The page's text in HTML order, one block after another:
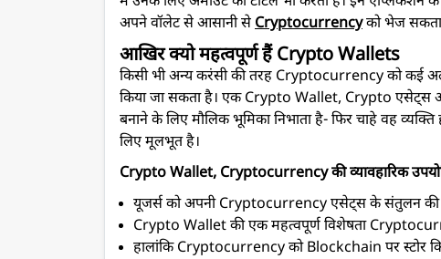
अपने वॉलेट से आसानी सेCryptocurrencyको भेज सकता
आखिर क्यो महत्वपूर्ण हैं Crypto Wallets
किसी भी अन्य करंसी की तरह Cryptocurrency को कई
किया जा सकता है। एक Crypto Wallet, Crypto एसेट्स
बनाने के लिए मौलिक भूमिका निभाता है- फिर चाहे वह
लिए मूलभूत है।
Crypto Wallet, Cryptocurrency की व्यावहारिक
यूजर्स को अपनी Cryptocurrency एसेट्स के संतुलन की
Crypto Wallet की एक महत्वपूर्ण विशेषता
हालांकि Cryptocurrency को Blockchain पर स्टोर